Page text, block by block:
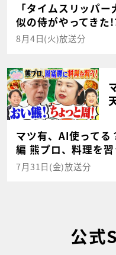
「タイムスリッパ
似の侍がやってきた
8月4日(火)放送分
マツ有、AI使ってる
編 熊プロ、料理を習
7月31日(金)放送分
公式